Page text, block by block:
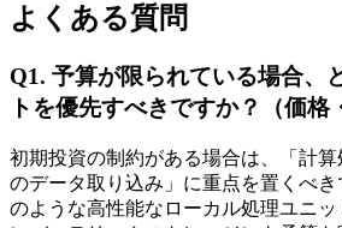
よくある質問
Q1. 予算が限られている場合、
トを優先すべきですか？（価格
初期投資の制約がある場合は、「計
のデータ取り込み」に重点を置くべき
のような高性能なローカル処理ユニ